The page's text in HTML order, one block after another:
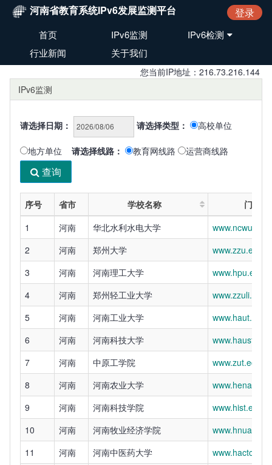
河南省教育系统IPv6发展监测平台
首页 IPv6监测
IPv6检测
行业新闻
关于我们
登录
您当前IP地址：216.73.216.144
IPv6监测
请选择日期： 请选择类型： 高校单位
地方单位 请选择线路： 教育网线路 运营商线路
查询
序号 省市 学校名称
门户网
1
河南 华北水利水电大学
2
河南 郑州大学
3
河南 河南理工大学
4
河南 郑州轻工业大学
5
河南 河南工业大学
6
河南 河南科技大学
7
河南 中原工学院
www.zut.edu.cn
8
河南 河南农业大学
9
河南 河南科技学院
10
河南 河南牧业经济学院
11
河南 河南中医药大学